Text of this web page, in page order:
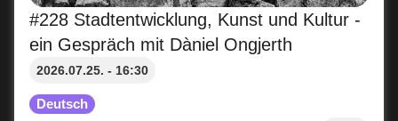
#228 Stadtentwicklung, Kunst und Kultur -
ein Gespräch mit Dàniel Ongjerth
2026.07.25. - 16:30
Deutsch